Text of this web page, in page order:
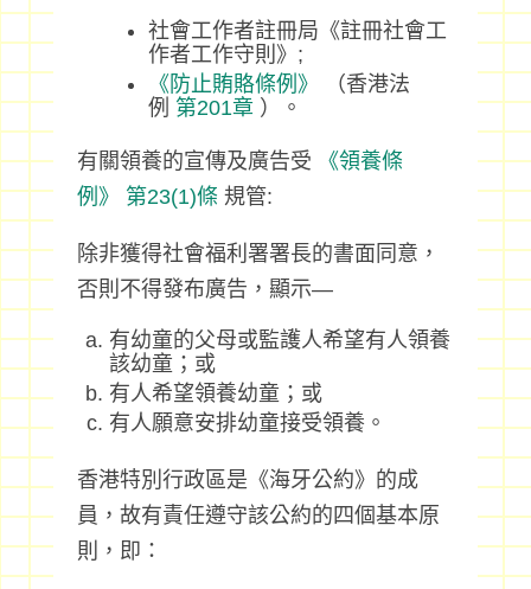
社會工作者註冊局《註冊社會工
作者工作守則》;
《防止賄賂條例》
（香港法
例 第201章）。
有關領養的宣傳及廣告受
《領養條
例》
第23(1)條 規管:
除非獲得社會福利署署長的書面同意，
否則不得發布廣告，顯示—
有幼童的父母或監護人希望有人領養
該幼童；或
有人希望領養幼童；或
有人願意安排幼童接受領養。
香港特別行政區是《海牙公約》的成
員，故有責任遵守該公約的四個基本原
則，即：